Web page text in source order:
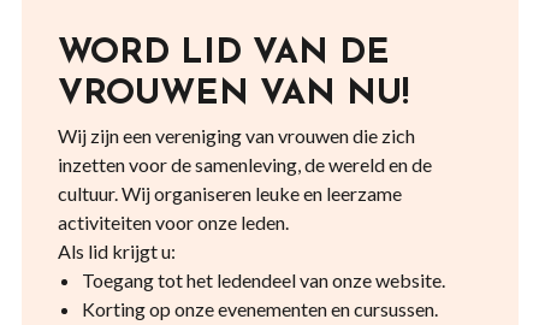
WORD LID VAN DE
VROUWEN VAN NU!
Wij zijn een vereniging van vrouwen die zich
inzetten voor de samenleving, de wereld en de
cultuur. Wij organiseren leuke en leerzame
activiteiten voor onze leden.
Als lid krijgt u:
Toegang tot het ledendeel van onze website.
Korting op onze evenementen en cursussen.